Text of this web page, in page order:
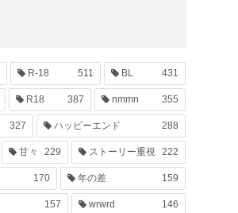
R-18 511 BL 431
R18 387 nmmn 355
327 ハッピーエンド 288
甘々 229 ストーリー重視 222
170 年の差 159
157 wrwrd 146